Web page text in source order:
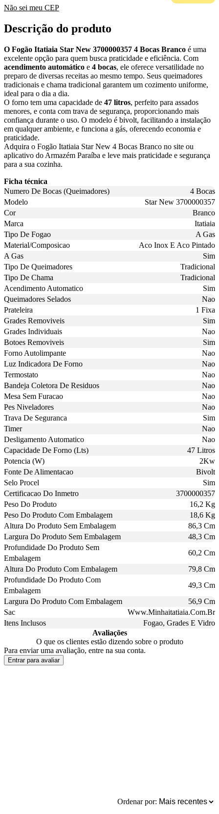
Não sei meu CEP
Descrição do produto
O Fogão Itatiaia Star New 3700000357 4 Bocas Branco é uma
excelente opção para quem busca praticidade e eficiência. Com
acendimento automático e 4 bocas, ele oferece versatilidade no
preparo de diversas receitas ao mesmo tempo. Seus queimadores
tradicionais e chama tradicional garantem um cozimento uniforme,
ideal para o dia a dia.
O forno tem uma capacidade de 47 litros, perfeito para assados
menores, e conta com trava de segurança, proporcionando mais
confiança durante o uso. O modelo é bivolt, facilitando a instalação
em qualquer ambiente, e funciona a gás, oferecendo economia e
praticidade.
Adquira o Fogão Itatiaia Star New 4 Bocas Branco no site ou
aplicativo do Armazém Paraíba e leve mais praticidade e segurança
para a sua cozinha.
Ficha técnica
Numero De Bocas (Queimadores)
4 Bocas
Modelo
Star New 3700000357
Cor
Branco
Marca
Itatiaia
Tipo De Fogao
A Gas
Material/Composicao
Aco Inox E Aco Pintado
A Gas
Sim
Tipo De Queimadores
Tradicional
Tipo De Chama
Tradicional
Acendimento Automatico
Sim
Queimadores Selados
Nao
Prateleira
1 Fixa
Grades Removiveis
Sim
Grades Individuais
Nao
Botoes Removiveis
Sim
Forno Autolimpante
Nao
Luz Indicadora De Forno
Nao
Termostato
Nao
Bandeja Coletora De Residuos
Nao
Mesa Sem Furacao
Nao
Pes Niveladores
Nao
Trava De Seguranca
Sim
Timer
Nao
Desligamento Automatico
Nao
Capacidade De Forno (Lts)
47 Litros
Potencia (W)
2Kw
Fonte De Alimentacao
Bivolt
Selo Procel
Sim
Certificacao Do Inmetro
3700000357
Peso Do Produto
16,2 Kg
Peso Do Produto Com Embalagem
18,6 Kg
Altura Do Produto Sem Embalagem
86,3 Cm
Largura Do Produto Sem Embalagem
48,3 Cm
Profundidade Do Produto Sem
Embalagem
60,2 Cm
Altura Do Produto Com Embalagem
79,8 Cm
Profundidade Do Produto Com
Embalagem
49,3 Cm
Largura Do Produto Com Embalagem
56,9 Cm
Sac
Www.Minhaitatiaia.Com.Br
Itens Inclusos
Fogao, Grades E Vidro
Avaliações
O que os clientes estão dizendo sobre o produto
Para enviar uma avaliação, entre na sua conta.
Entrar para avaliar
Ordenar por: